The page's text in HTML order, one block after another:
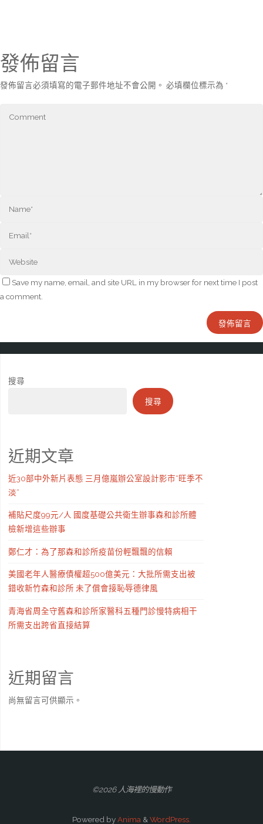
發佈留言
發佈留言必須填寫的電子郵件地址不會公開。 必填欄位標示為 *
Save my name, email, and site URL in my browser for next time I post
a comment.
搜尋
搜尋
近期文章
近30部中外新片表態 三月億嵐辦公室設計影市“旺季不
淡”
補貼尺度99元/人 國度基礎公共衛生辦事森和診所體
檢新增這些辦事
鄭仁才：為了那森和診所疫苗份輕飄飄的信賴
美國老年人醫療債權超500億美元：大批所需支出被
錯收新竹森和診所 未了償會接恥辱德律風
青海省周全守舊森和診所家醫科五種門診慢特病相干
所需支出跨省直接結算
近期留言
尚無留言可供顯示。
©2026 人海裡的慢動作
Powered byAnima & WordPress.